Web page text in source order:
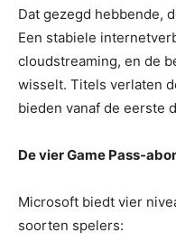
Dat gezegd hebbende,
Een stabiele
cloudstreaming, en de
wisselt. Titels verlaten
bieden vanaf de eerste
De vier Game Pass-
Microsoft biedt vier
soorten spelers: